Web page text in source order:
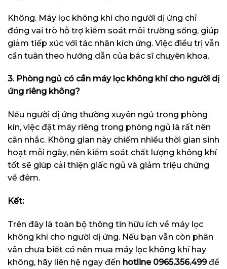
Không. Máy lọc không khí cho người dị ứng chỉ
đóng vai trò hỗ trợ kiểm soát môi trường sống, giúp
giảm tiếp xúc với tác nhân kích ứng. Việc điều trị vẫn
cần tuân theo hướng dẫn của bác sĩ chuyên khoa.
3. Phòng ngủ có cần máy lọc không khí cho người dị
ứng riêng không?
Nếu người dị ứng thường xuyên ngủ trong phòng
kín, việc đặt máy riêng trong phòng ngủ là rất nên
cân nhắc. Không gian này chiếm nhiều thời gian sinh
hoạt mỗi ngày, nên kiểm soát chất lượng không khí
tốt sẽ giúp cải thiện giấc ngủ và giảm triệu chứng
về đêm.
Kết:
Trên đây là toàn bộ thông tin hữu ích về máy lọc
không khí cho người dị ứng. Nếu bạn vẫn còn phân
vân chưa biết có nên mua máy lọc không khí hay
không, hãy liên hệ ngay đến hotline 0965.356.499để